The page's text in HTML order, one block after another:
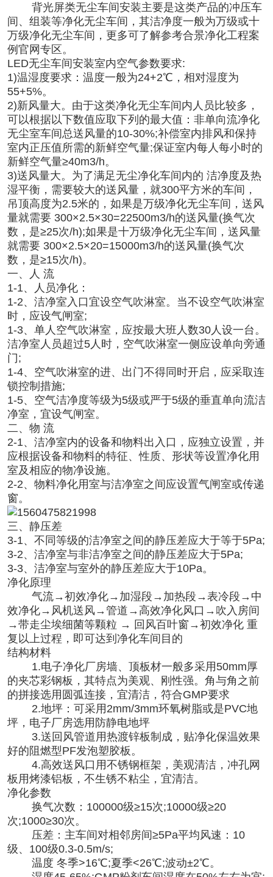
背光屏类无尘车间安装主要是这类产品的冲压车
间、组装等净化无尘车间，其洁净度一般为万级或十
万级净化无尘车间，更多可了解参考合景净化工程案
例官网专区。
LED无尘车间安装室内空气参数要求:
1)温湿度要求：温度一般为24+2℃，相对湿度为
55+5%。
2)新风量大。由于这类净化无尘车间内人员比较多，
可以根据以下数值应取下列的最大值：非单向流净化
无尘室车间总送风量的10-30%;补偿室内排风和保持
室内正压值所需的新鲜空气量;保证室内每人每小时的
新鲜空气量≥40m3/h。
3)送风量大。为了满足无尘净化车间内的 洁净度及热
湿平衡，需要较大的送风量，就300平方米的车间，
吊顶高度为2.5米的，如果是万级净化无尘车间，送风
量就需要 300×2.5×30=22500m3/h的送风量(换气次
数，是≥25次/h);如果是十万级净化无尘车间，送风量
就需要 300×2.5×20=15000m3/h的送风量(换气次
数，是≥15次/h)。
一、人 流
1-1、人员净化：
1-2、洁净室入口宜设空气吹淋室。当不设空气吹淋室
时，应设气闸室;
1-3、单人空气吹淋室，应按最大班人数30人设一台。
洁净室人员超过5人时，空气吹淋室一侧应设单向旁通
门;
1-4、空气吹淋室的进、出门不得同时开启，应采取连
锁控制措施;
1-5、空气洁净度等级为5级或严于5级的垂直单向流洁
净室，宜设气闸室。
二、物 流
2-1、洁净室内的设备和物料出入口，应独立设置，并
应根据设备和物料的特征、性质、形状等设置净化用
室及相应的物净设施。
2-2、物料净化用室与洁净室之间应设置气闸室或传递
窗。
三、静压差
3-1、不同等级的洁净室之间的静压差应大于等于5Pa;
3-2、洁净室与非洁净室之间的静压差应大于5Pa;
3-3、洁净室与室外的静压差应大于10Pa。
净化原理
气流→初效净化→加湿段→加热段→表冷段→中
效净化→风机送风→管道→高效净化风口→吹入房间
→带走尘埃细菌等颗粒 → 回风百叶窗→初效净化 重
复以上过程，即可达到净化车间目的
结构材料
1.电子净化厂房墙、顶板材一般多采用50mm厚
的夹芯彩钢板，其特点为美观、刚性强。角与角之前
的拼接选用圆弧连接，宜清洁，符合GMP要求
2.地坪：可采用2mm/3mm环氧树脂或是PVC地
坪，电子厂房选用防静电地坪
3.送回风管道用热渡锌板制成，贴净化保温效果
好的阻燃型PF发泡塑胶板。
4.高效送风口用不锈钢框架，美观清洁，冲孔网
板用烤漆铝板，不生锈不粘尘，宜清洁。
净化参数
换气次数：100000级≥15次;10000级≥20
次;1000≥30次。
压差：主车间对相邻房间≥5Pa平均风速：10
级、100级0.3-0.5m/s;
温度 冬季>16℃;夏季<26℃;波动±2℃。